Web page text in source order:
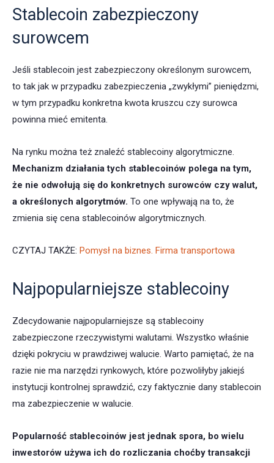
Stablecoin zabezpieczony
surowcem
Jeśli stablecoin jest zabezpieczony określonym surowcem,
to tak jak w przypadku zabezpieczenia „zwykłymi” pieniędzmi,
w tym przypadku konkretna kwota kruszcu czy surowca
powinna mieć emitenta.
Na rynku można też znaleźć stablecoiny algorytmiczne.
Mechanizm działania tych stablecoinów polega na tym,
że nie odwołują się do konkretnych surowców czy walut,
a określonych algorytmów. To one wpływają na to, że
zmienia się cena stablecoinów algorytmicznych.
CZYTAJ TAKŻE: Pomysł na biznes. Firma transportowa
Najpopularniejsze stablecoiny
Zdecydowanie najpopularniejsze są stablecoiny
zabezpieczone rzeczywistymi walutami. Wszystko właśnie
dzięki pokryciu w prawdziwej walucie. Warto pamiętać, że na
razie nie ma narzędzi rynkowych, które pozwoliłyby jakiejś
instytucji kontrolnej sprawdzić, czy faktycznie dany stablecoin
ma zabezpieczenie w walucie.
Popularność stablecoinów jest jednak spora, bo wielu
inwestorów używa ich do rozliczania choćby transakcji